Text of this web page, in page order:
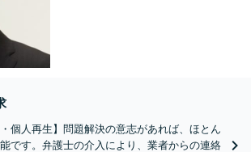
個人再生】問題解決の意志があれば、ほとん
です。弁護士の介入により、業者からの連絡